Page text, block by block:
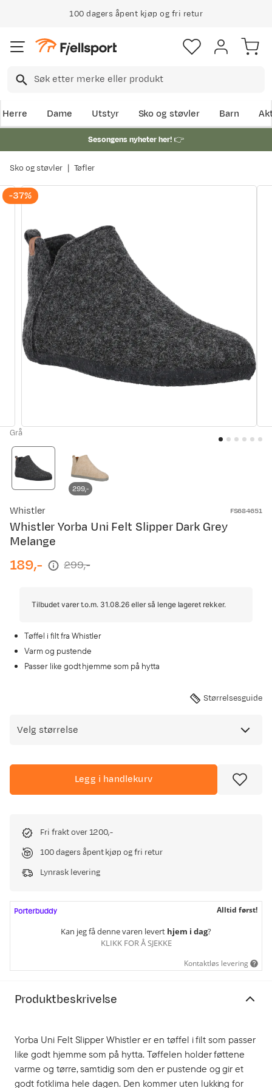
100 dagers åpent kjøp og fri retur
Herre Dame Utstyr Sko og støvler Barn
Sesongens nyheter her!👉
Sko og støvler Tøfler
-37%
Grå
299,-
Whistler FS684651
Whistler Yorba Uni Felt Slipper Dark Grey
Melange
discounted
189,-
original 299,-
Tilbudet varer t.o.m. 31.08.26 eller så lenge lageret rekker.
Tøffel i filt fra Whistler
Varm og pustende
Passer like godt hjemme som på hytta
Størrelsesguide
Velg størrelse
Legg i handlekurv
Fri frakt over 1200,-
100 dagers åpent kjøp og fri retur
Lynrask levering
Alltid først!
Kan jeg få denne varen levert hjem i dag?
KLIKK FOR Å SJEKKE
Kontaktløs levering
Produktbeskrivelse
Yorba Uni Felt Slipper Whistler er en tøffel i filt som passer
like godt hjemme som på hytta. Tøffelen holder føttene
varme og tørre, samtidig som den er pustende og gir et
godt fotklima hele dagen. Den kommer uten lukking for